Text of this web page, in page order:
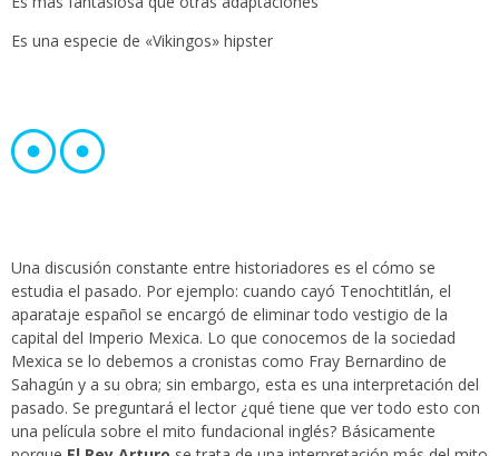
Es una especie de «Vikingos» hipster
Una discusión constante entre historiadores es el cómo se
estudia el pasado. Por ejemplo: cuando cayó Tenochtitlán, el
aparataje español se encargó de eliminar todo vestigio de la
capital del Imperio Mexica. Lo que conocemos de la sociedad
Mexica se lo debemos a cronistas como Fray Bernardino de
Sahagún y a su obra; sin embargo, esta es una interpretación del
pasado. Se preguntará el lector ¿qué tiene que ver todo esto con
una película sobre el mito fundacional inglés? Básicamente